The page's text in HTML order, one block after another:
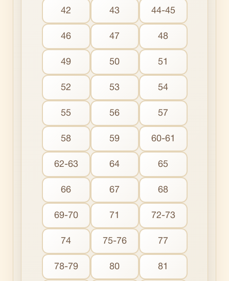
42 43 44-45
46 47 48
49 50 51
52 53 54
55 56 57
58 59 60-61
62-63 64 65
66 67 68
69-70 71 72-73
74 75-76 77
78-79 80 81